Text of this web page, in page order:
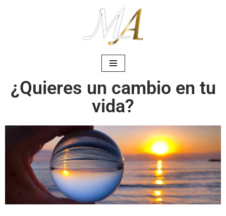
¿Quieres un cambio en tu
vida?